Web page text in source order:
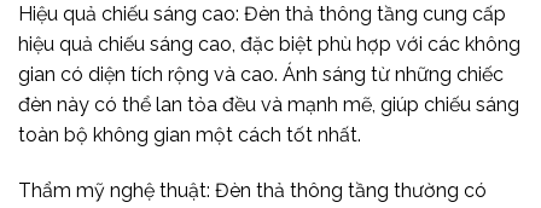
Hiệu quả chiếu sáng cao: Đèn thả thông tầng cung cấp
hiệu quả chiếu sáng cao, đặc biệt phù hợp với các không
gian có diện tích rộng và cao. Ánh sáng từ những chiếc
đèn này có thể lan tỏa đều và mạnh mẽ, giúp chiếu sáng
toàn bộ không gian một cách tốt nhất.
Thẩm mỹ nghệ thuật: Đèn thả thông tầng thường có